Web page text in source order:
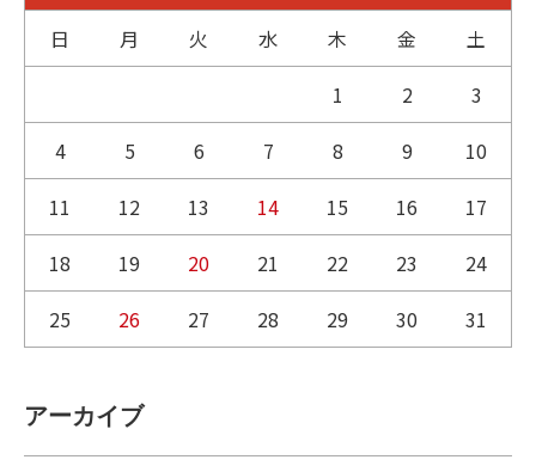
日 月 火 水 木 金
土
1
2
3
4
5 6 7 8 9
10
11
12 13 14 15 16
17
18
19 20 21 22 23
24
25
26 27 28 29 30 31
アーカイブ